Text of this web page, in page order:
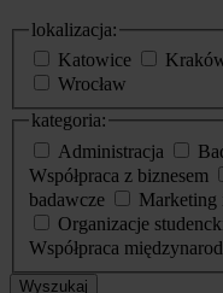
lokalizacja:
Katowice
Wrocław
kategoria:
Administracja
Współpraca z biznesem
badawcze
Marketing
Organizacje
Współpraca
Wyszukaj